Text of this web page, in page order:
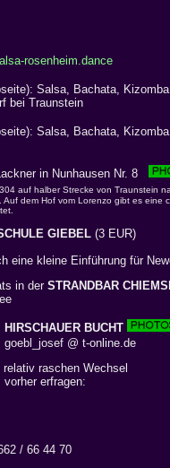
rosenheim.dance
Salsa, Bachata,
bei Traunstein
Salsa, Bachata,
in Nunhausen Nr. 8
auf halber Strecke von Traunstein
dem Hof vom Lorenzo gibt es eine
GIEBEL (3 EUR)
eine kleine Einführung für
in der STRANDBAR
HIRSCHAUER BUCHT
@ t-online.de
raschen Wechsel
erfragen:
/ 66 44 70